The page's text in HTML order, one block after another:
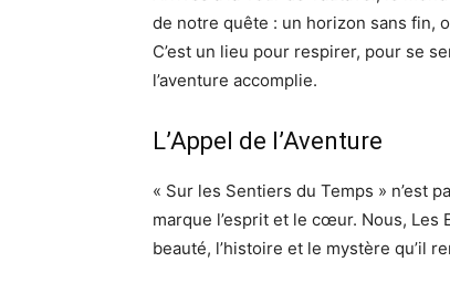
de notre quête : un horizon sans fin,
C’est un lieu pour respirer, pour se
l’aventure accomplie.
L’Appel de l’Aventure
« Sur les Sentiers du Temps » n’est
marque l’esprit et le cœur. Nous, Les
beauté, l’histoire et le mystère qu’il